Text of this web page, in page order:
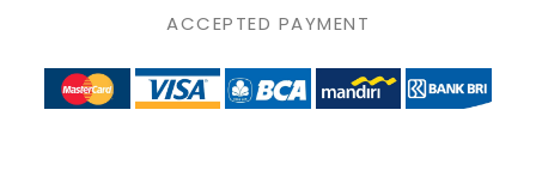
ACCEPTED PAYMENT